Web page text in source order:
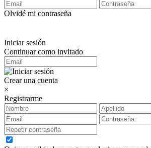
Olvidé mi contraseña
Iniciar sesión
Continuar como invitado
Crear una cuenta
×
Registrarme